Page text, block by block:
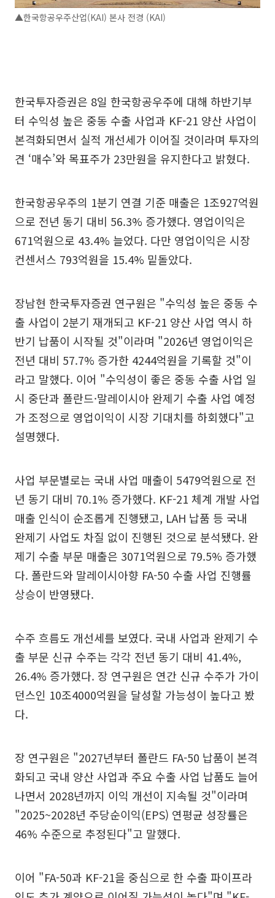
▲한국항공우주산업(KAI) 본사 전경 (KAI)
한국투자증권은 8일 한국항공우주에 대해 하반기부
터 수익성 높은 중동 수출 사업과 KF-21 양산 사업이
본격화되면서 실적 개선세가 이어질 것이라며 투자의
견 ‘매수’와 목표주가 23만원을 유지한다고 밝혔다.
한국항공우주의 1분기 연결 기준 매출은 1조927억원
으로 전년 동기 대비 56.3% 증가했다. 영업이익은
671억원으로 43.4% 늘었다. 다만 영업이익은 시장
컨센서스 793억원을 15.4% 밑돌았다.
장남현 한국투자증권 연구원은 "수익성 높은 중동 수
출 사업이 2분기 재개되고 KF-21 양산 사업 역시 하
반기 납품이 시작될 것"이라며 "2026년 영업이익은
전년 대비 57.7% 증가한 4244억원을 기록할 것"이
라고 말했다. 이어 "수익성이 좋은 중동 수출 사업 일
시 중단과 폴란드·말레이시아 완제기 수출 사업 예정
가 조정으로 영업이익이 시장 기대치를 하회했다"고
설명했다.
사업 부문별로는 국내 사업 매출이 5479억원으로 전
년 동기 대비 70.1% 증가했다. KF-21 체계 개발 사업
매출 인식이 순조롭게 진행됐고, LAH 납품 등 국내
완제기 사업도 차질 없이 진행된 것으로 분석됐다. 완
제기 수출 부문 매출은 3071억원으로 79.5% 증가했
다. 폴란드와 말레이시아향 FA-50 수출 사업 진행률
상승이 반영됐다.
수주 흐름도 개선세를 보였다. 국내 사업과 완제기 수
출 부문 신규 수주는 각각 전년 동기 대비 41.4%,
26.4% 증가했다. 장 연구원은 연간 신규 수주가 가이
던스인 10조4000억원을 달성할 가능성이 높다고 봤
다.
장 연구원은 "2027년부터 폴란드 FA-50 납품이 본격
화되고 국내 양산 사업과 주요 수출 사업 납품도 늘어
나면서 2028년까지 이익 개선이 지속될 것"이라며
"2025~2028년 주당순이익(EPS) 연평균 성장률은
46% 수준으로 추정된다"고 말했다.
이어 "FA-50과 KF-21을 중심으로 한 수출 파이프라